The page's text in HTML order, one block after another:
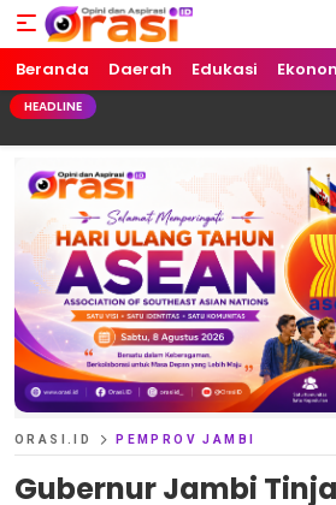
Orasi.ID
Opini dan Aspirasi!
Beranda Daerah Edukasi
HEADLINE
ORASI.ID PEMPROV JAMBI
Gubernur Jambi